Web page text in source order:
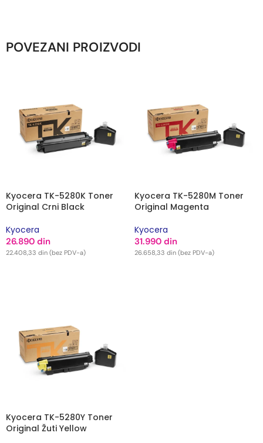
POVEZANI PROIZVODI
Kyocera TK-5280K Toner
Original Crni Black
Kyocera
26.890 din
22.408,33 din (bez PDV-a)
Kyocera TK-5280M Toner
Original Magenta
Kyocera
31.990 din
26.658,33 din (bez PDV-a)
Kyocera TK-5280Y Toner
Original Žuti Yellow